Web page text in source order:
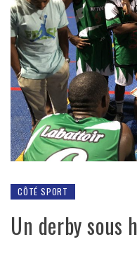
CÔTÉ SPORT
Un derby sous